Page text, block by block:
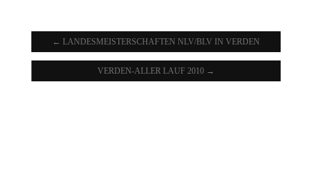
← LANDESMEISTERSCHAFTEN NLV/BLV IN VERDEN
VERDEN-ALLER LAUF 2010 →